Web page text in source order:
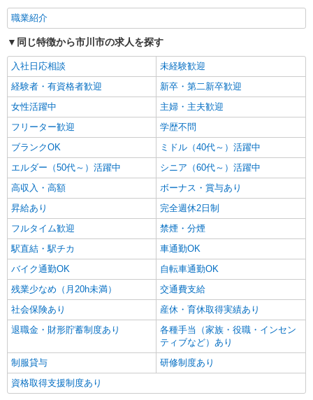
職業紹介
同じ特徴から市川市の求人を探す
入社日応相談
未経験歓迎
経験者・有資格者歓迎
新卒・第二新卒歓迎
女性活躍中
主婦・主夫歓迎
フリーター歓迎
学歴不問
ブランクOK
ミドル（40代～）活躍中
エルダー（50代～）活躍中
シニア（60代～）活躍中
高収入・高額
ボーナス・賞与あり
昇給あり
完全週休2日制
フルタイム歓迎
禁煙・分煙
駅直結・駅チカ
車通勤OK
バイク通勤OK
自転車通勤OK
残業少なめ（月20h未満）
交通費支給
社会保険あり
産休・育休取得実績あり
退職金・財形貯蓄制度あり
各種手当（家族・役職・インセン
ティブなど）あり
制服貸与
研修制度あり
資格取得支援制度あり